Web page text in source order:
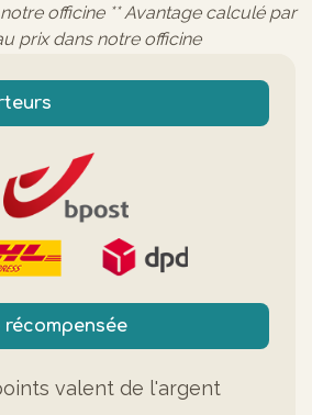
officine ** Avantage calculé par
prix dans notre officine
valent de l'argent